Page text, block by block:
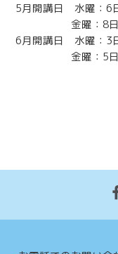
5月開講日 水曜：6
金曜：8日、
6月開講日 水曜：3
金曜：5日、